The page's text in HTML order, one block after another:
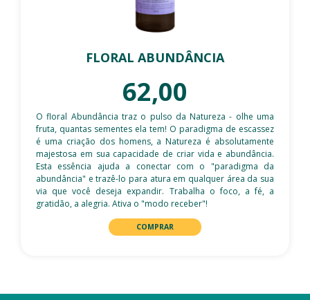
FLORAL ABUNDÂNCIA
62,00
O floral Abundância traz o pulso da Natureza - olhe uma
fruta, quantas sementes ela tem! O paradigma de escassez
é uma criação dos homens, a Natureza é absolutamente
majestosa em sua capacidade de criar vida e abundância.
Esta essência ajuda a conectar com o "paradigma da
abundância" e trazê-lo para atura em qualquer área da sua
via que você deseja expandir. Trabalha o foco, a fé, a
gratidão, a alegria. Ativa o "modo receber"!
COMPRAR